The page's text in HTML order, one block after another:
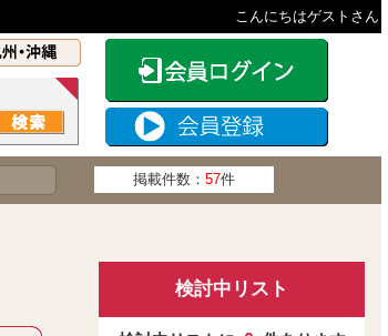
こんにちはゲストさん
掲載件数： 57件
検討中リスト